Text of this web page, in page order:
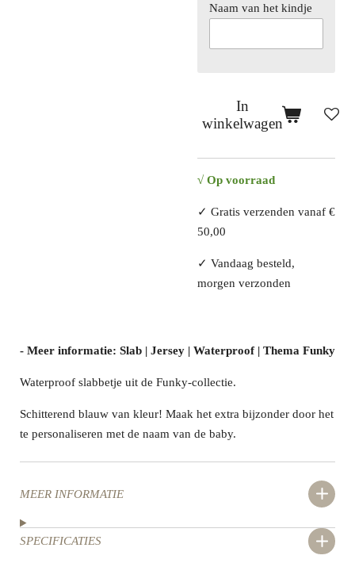
Naam van het kindje
In
winkelwagen
√ Op voorraad
✓ Gratis verzenden vanaf €
50,00
✓ Vandaag besteld,
morgen verzonden
- Meer informatie: Slab | Jersey | Waterproof | Thema Funky
Waterproof slabbetje uit de Funky-collectie.
Schitterend blauw van kleur! Maak het extra bijzonder door het
te personaliseren met de naam van de baby.
MEER INFORMATIE
SPECIFICATIES